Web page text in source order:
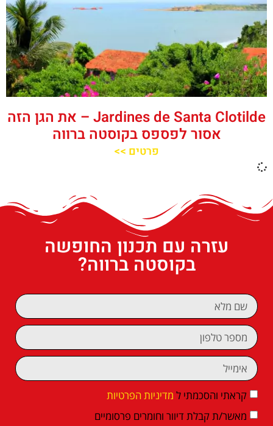
Jardines de Santa Clotilde – את הגן הזה
אסור לפספס בקוסטה ברווה
פרטים >>
עזרה עם תכנון החופשה
בקוסטה ברווה?
קראתי והסכמתי ל מדיניות הפרטיות
מאשר/ת קבלת דיוור וחומרים פרסומיים